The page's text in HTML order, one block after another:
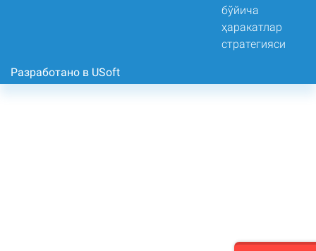
Разработано в USoft